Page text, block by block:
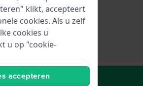
Winkelwagen
klikt, accepteert
cookies. Als u zelf
cookies u
u op "cookie-
accepteren